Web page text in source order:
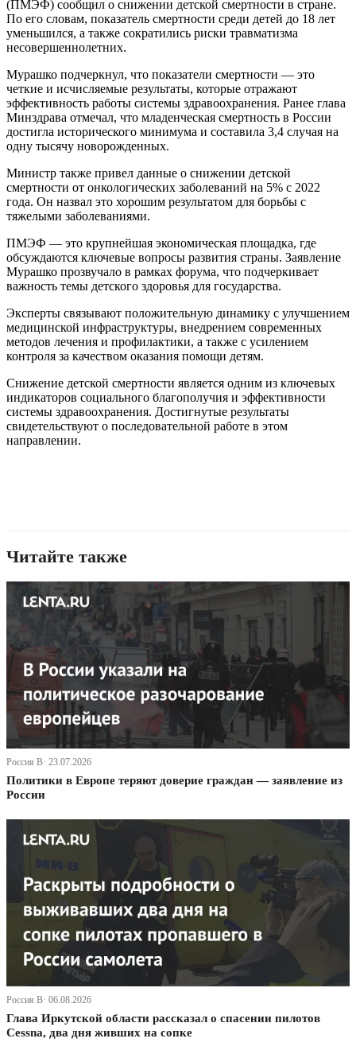
(ПМЭФ) сообщил о снижении детской смертности в стране.
По его словам, показатель смертности среди детей до 18 лет
уменьшился, а также сократились риски травматизма
несовершеннолетних.
Мурашко подчеркнул, что показатели смертности — это
четкие и исчисляемые результаты, которые отражают
эффективность работы системы здравоохранения. Ранее глава
Минздрава отмечал, что младенческая смертность в России
достигла исторического минимума и составила 3,4 случая на
одну тысячу новорожденных.
Министр также привел данные о снижении детской
смертности от онкологических заболеваний на 5% с 2022
года. Он назвал это хорошим результатом для борьбы с
тяжелыми заболеваниями.
ПМЭФ — это крупнейшая экономическая площадка, где
обсуждаются ключевые вопросы развития страны. Заявление
Мурашко прозвучало в рамках форума, что подчеркивает
важность темы детского здоровья для государства.
Эксперты связывают положительную динамику с улучшением
медицинской инфраструктуры, внедрением современных
методов лечения и профилактики, а также с усилением
контроля за качеством оказания помощи детям.
Снижение детской смертности является одним из ключевых
индикаторов социального благополучия и эффективности
системы здравоохранения. Достигнутые результаты
свидетельствуют о последовательной работе в этом
направлении.
Читайте также
Россия В· 23.07.2026
Политики в Европе теряют доверие граждан — заявление из
России
Россия В· 06.08.2026
Глава Иркутской области рассказал о спасении пилотов
Cessna, два дня живших на сопке